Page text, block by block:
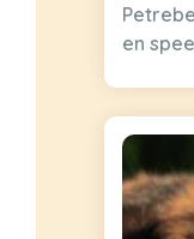
en